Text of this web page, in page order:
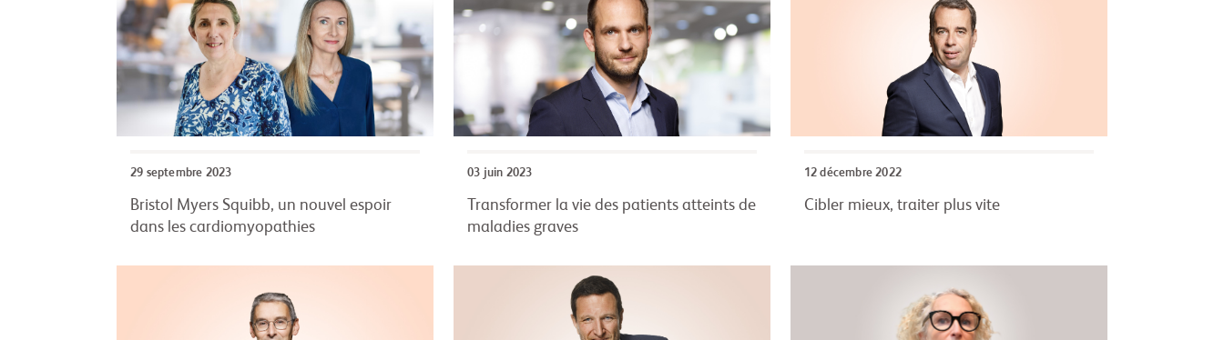
29 septembre 2023
Bristol Myers Squibb, un nouvel espoir
dans les cardiomyopathies
03 juin 2023
Transformer la vie des patients atteints de
maladies graves
12 décembre 2022
Cibler mieux, traiter plus vite